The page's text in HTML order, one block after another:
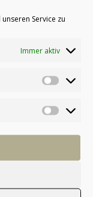
Service zu
Immer aktiv
senectus
egestas.
ultricies
ultricies